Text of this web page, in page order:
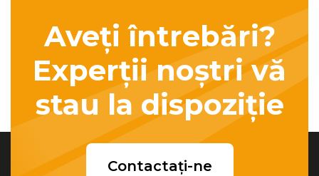
Aveți întrebări?
Experții noștri vă
stau la dispoziție
Contactați-ne